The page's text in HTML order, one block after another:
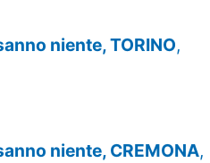
niente, TORINO,
niente, CREMONA,